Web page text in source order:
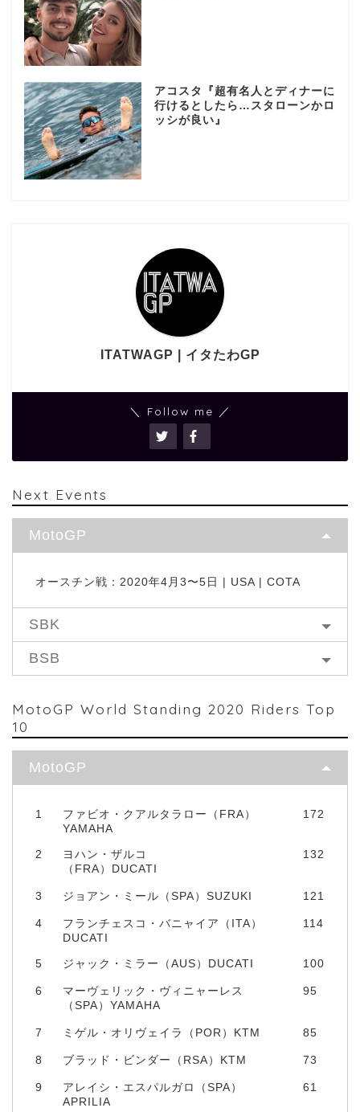
アコスタ『超有名人とディナーに
行けるとしたら…スタローンかロ
ッシが良い』
ITATWAGP | イタたわGP
＼ Follow me ／
Next Events
MotoGP
オースチン戦：2020年4月3〜5日 | USA | COTA
SBK
BSB
MotoGP World Standing 2020 Riders Top
10
MotoGP
1
ファビオ・クアルタラロー（FRA）
YAMAHA
172
2
ヨハン・ザルコ
（FRA）DUCATI
132
3 ジョアン・ミール（SPA）SUZUKI 121
4
フランチェスコ・バニャイア（ITA）
DUCATI
114
5 ジャック・ミラー（AUS）DUCATI 100
6
マーヴェリック・ヴィニャーレス
（SPA）YAMAHA
95
7 ミゲル・オリヴェイラ（POR）KTM 85
8 ブラッド・ビンダー（RSA）KTM 73
9
アレイシ・エスパルガロ（SPA）
APRILIA
61